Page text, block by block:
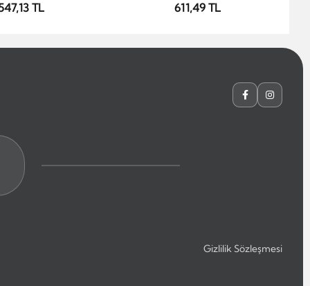
TL 611,49 TL
Gizlilik Sözleşmesi